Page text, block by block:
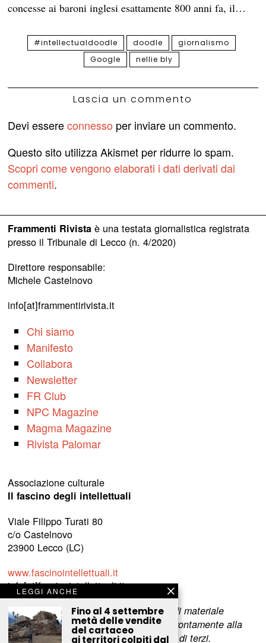
concesse ai baroni inglesi esattamente 800 anni fa, il…
#intellectualdoodle doodle
giornalismo
Google
nellie bly
Lascia un commento
Devi essereconnesso per inviare un commento.
Questo sito utilizza Akismet per ridurre lo spam.
Scopri come vengono elaborati i dati derivati dai
commenti.
Frammenti Rivistaè una testata giornalistica registrata
presso il Tribunale di Lecco (n. 4/2020)
Direttore responsabile:
Michele Castelnovo
info[at]frammentirivista.it
Chi siamo
Manifesto
Collabora
Newsletter
FR Club
NPC Magazine
Magma Magazine
Rivista Palomar
Associazione culturale
Il fascino degli intellettuali
Viale Filippo Turati 80
c/o Castelnovo
23900 Lecco (LC)
www.fascinointellettuali.it
info[at]fascinointellettuali.it
Per segnalare eventuali errori nell’uso di materiale
riservato,scriveteci e provvederemo prontamente alla
rimozione del materiale lesivo dei diritti di terzi.
LEGGI ANCHE
Fino al 4 settembre
metà delle vendite
del cartaceo
ai territori colpiti dal